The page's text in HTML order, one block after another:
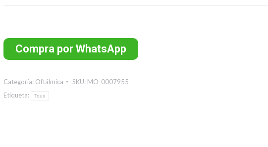
Compra por WhatsApp
Categoría: Oftálmica SKU: MO-0007955
Etiqueta:
Tous